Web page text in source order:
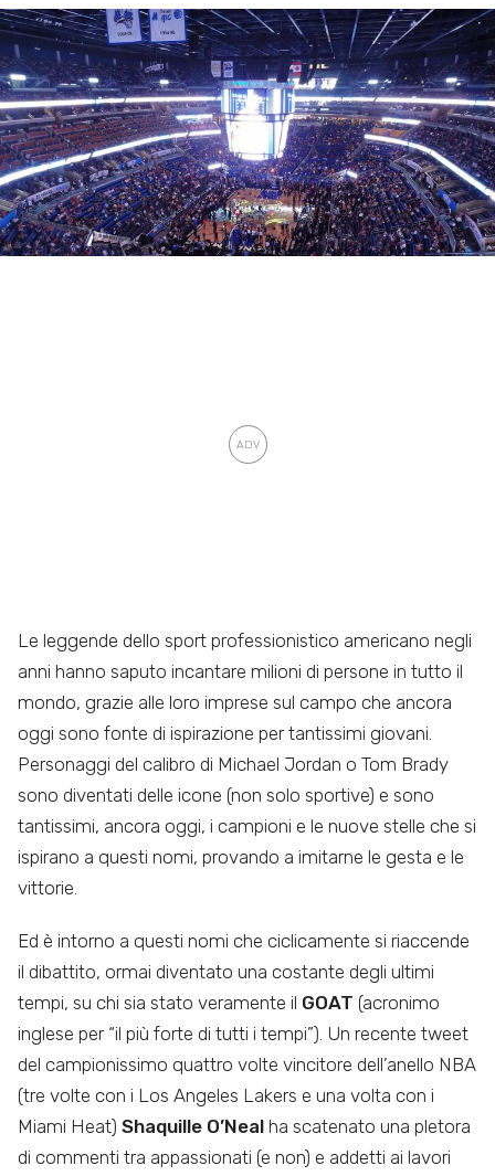
Le leggende dello sport professionistico americano negli
anni hanno saputo incantare milioni di persone in tutto il
mondo, grazie alle loro imprese sul campo che ancora
oggi sono fonte di ispirazione per tantissimi giovani.
Personaggi del calibro di Michael Jordan o Tom Brady
sono diventati delle icone (non solo sportive) e sono
tantissimi, ancora oggi, i campioni e le nuove stelle che si
ispirano a questi nomi, provando a imitarne le gesta e le
vittorie.
Ed è intorno a questi nomi che ciclicamente si riaccende
il dibattito, ormai diventato una costante degli ultimi
tempi, su chi sia stato veramente il GOAT (acronimo
inglese per “il più forte di tutti i tempi”). Un recente tweet
del campionissimo quattro volte vincitore dell’anello NBA
(tre volte con i Los Angeles Lakers e una volta con i
Miami Heat) Shaquille O’Neal ha scatenato una pletora
di commenti tra appassionati (e non) e addetti ai lavori